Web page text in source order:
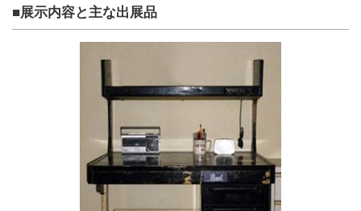
■展示内容と主な出展品